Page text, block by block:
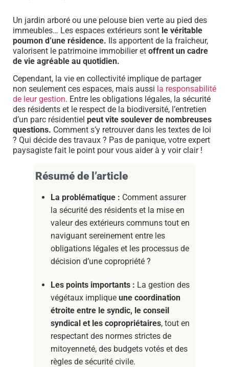
Un jardin arboré ou une pelouse bien verte au pied des
immeubles… Les espaces extérieurs sont le véritable
poumon d’une résidence. Ils apportent de la fraîcheur,
valorisent le patrimoine immobilier et offrent un cadre
de vie agréable au quotidien.
Cependant, la vie en collectivité implique de partager
non seulement ces espaces, mais aussi la responsabilité
de leur gestion. Entre les obligations légales, la sécurité
des résidents et le respect de la biodiversité, l’entretien
d’un parc résidentiel peut vite soulever de nombreuses
questions. Comment s’y retrouver dans les textes de loi
? Qui décide des travaux ? Pas de panique, votre expert
paysagiste fait le point pour vous aider à y voir clair !
Résumé de l’article
La problématique : Comment assurer
la sécurité des résidents et la mise en
valeur des extérieurs communs tout en
naviguant sereinement entre les
obligations légales et les processus de
décision d’une copropriété ?
Les points importants : La gestion des
végétaux implique une coordination
étroite entre le syndic, le conseil
syndical et les copropriétaires, tout en
respectant des normes strictes de
mitoyenneté, des budgets votés et des
règles de sécurité civile.